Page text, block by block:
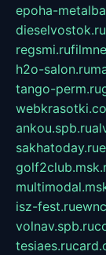
epoha-
dieselvostok.ru
regsmi.ru
h2o-salon.ru
tango-perm.ru
ankou.spb.ru
sakhatoday.ru
isz-fest.ru
volnav.spb.ru
tesiaes.ru